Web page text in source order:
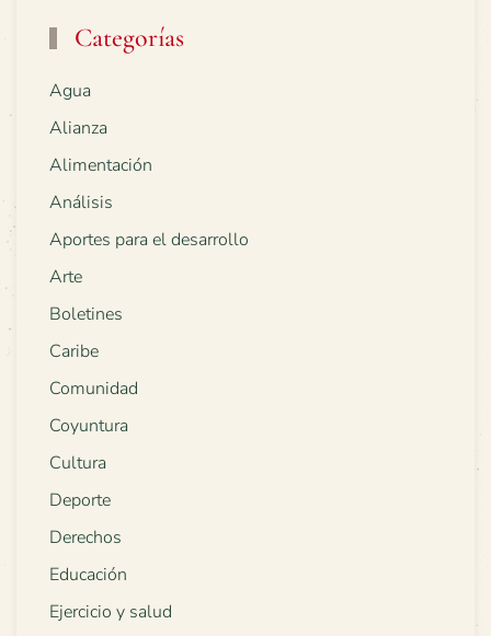
Categorías
Agua
Alianza
Alimentación
Análisis
Aportes para el desarrollo
Arte
Boletines
Caribe
Comunidad
Coyuntura
Cultura
Deporte
Derechos
Educación
Ejercicio y salud